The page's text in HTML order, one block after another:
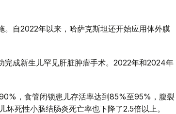
。自2022年以来，哈萨克斯坦还开始应用体外膜
完成新生儿罕见肝脏肿瘤手术。2022年和2024年
，食管闭锁患儿存活率达到85%至95%，腹裂
死性小肠结肠炎死亡率也下降了2.5倍以上。